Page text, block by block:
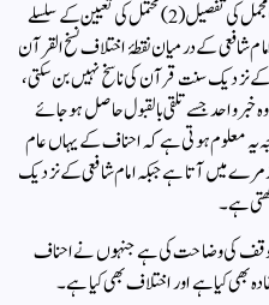
احناف بھی تشریح و تبیین کے ضمن میں ؛ (1) مجمل کی تفصیل(2) محتمل کی تعیین کے سلسلے
شافعی کے درمیان نقطۂ اختلاف نسخ القرآن
کے نزدیک سنت قرآن کی ناسخ نہیں بن سکتی،
خبر واحد جسے تلقی بالقبول حاصل ہو جائے
معلوم ہوتی ہے کہ احناف کے یہاں عام
میں آتا ہے جبکہ امام شافعی کے نزدیک
ہے۔
کی وضاحت کی ہے جنہوں نے احناف
بھی کیا ہے اور اختلاف بھی کیا ہے۔